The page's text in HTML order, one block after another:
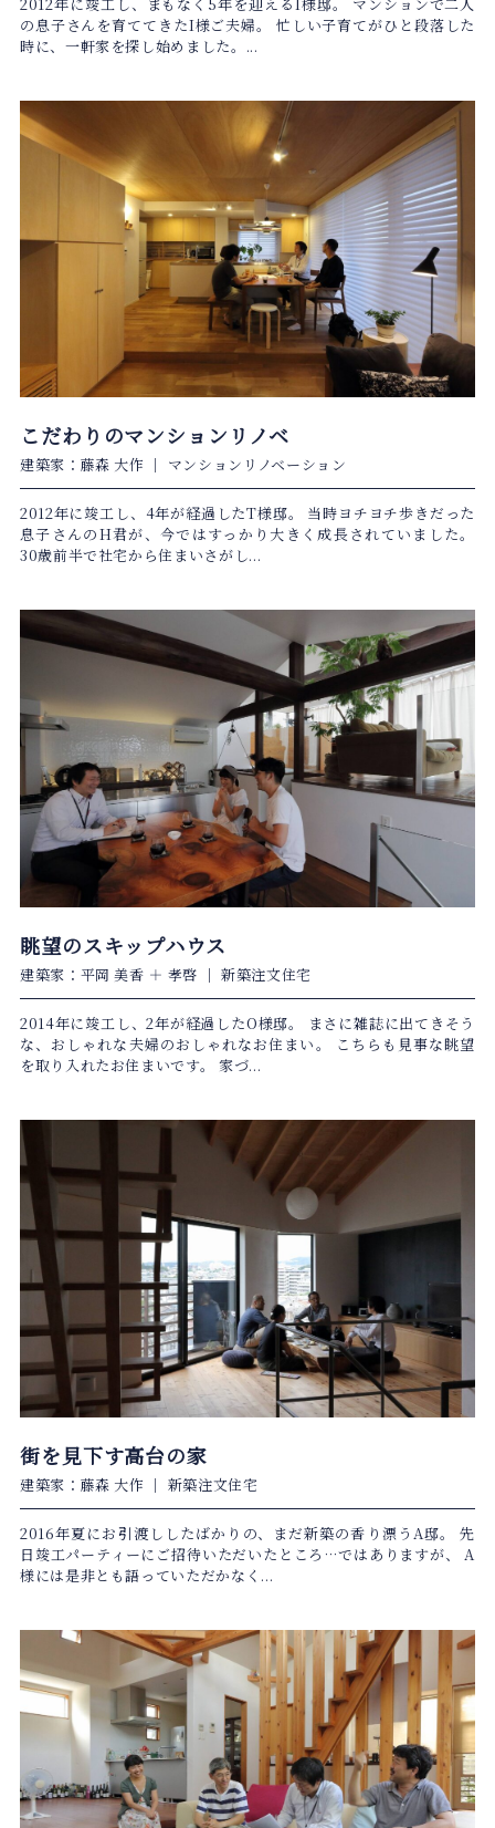
の息子さんを育ててきたI様ご夫婦。 忙しい子育てがひと段落した
時に、一軒家を探し始めました。...
こだわりのマンションリノベ
建築家：藤森 大作 ｜ マンションリノベーション
2012年に竣工し、4年が経過したT様邸。 当時ヨチヨチ歩きだった
息子さんのH君が、今ではすっかり大きく成長されていました。
30歳前半で社宅から住まいさがし...
眺望のスキップハウス
建築家：平岡 美香 ＋ 孝啓 ｜ 新築注文住宅
2014年に竣工し、2年が経過したO様邸。 まさに雑誌に出てきそう
な、おしゃれな夫婦のおしゃれなお住まい。 こちらも見事な眺望
を取り入れたお住まいです。 家づ...
街を見下す高台の家
建築家：藤森 大作 ｜ 新築注文住宅
2016年夏にお引渡ししたばかりの、まだ新築の香り漂うA邸。 先
日竣工パーティーにご招待いただいたところ…ではありますが、 A
様には是非とも語っていただかなく...